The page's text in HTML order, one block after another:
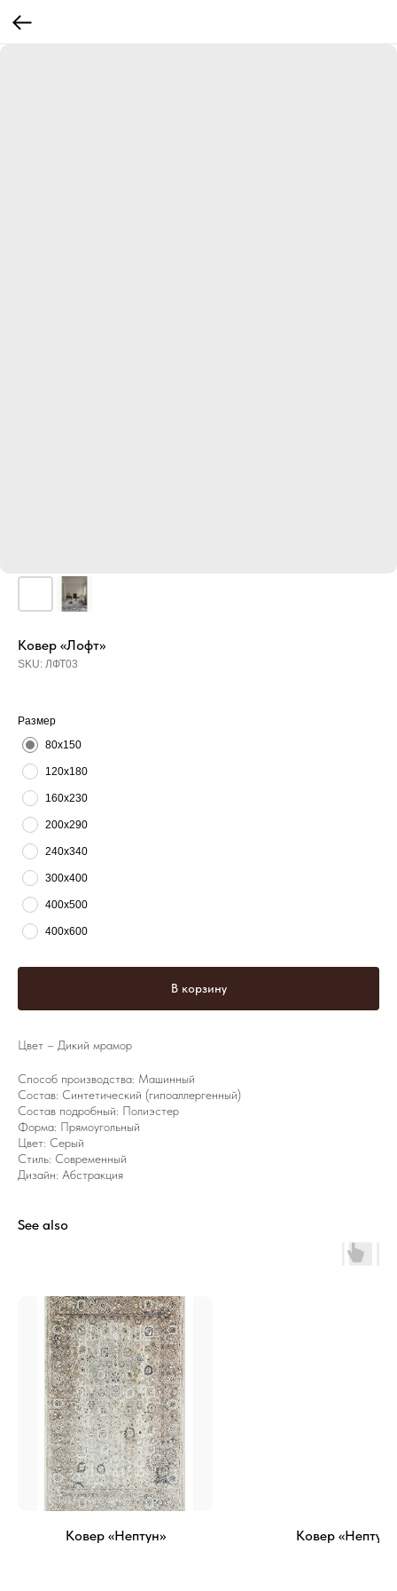
Ковер «Лофт»
SKU: ЛФТ03
Размер
80х150
120х180
160х230
200х290
240х340
300х400
400х500
400х600
В корзину
Цвет – Дикий мрамор
Способ производства: Машинный
Состав: Синтетический (гипоаллергенный)
Состав подробный: Полиэстер
Форма: Прямоугольный
Цвет: Серый
Стиль: Современный
Дизайн: Абстракция
See also
Ковер «Нептун» Ковер «Нептун»